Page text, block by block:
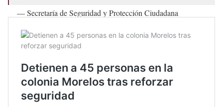
— Secretaría de Seguridad y Protección Ciudadana